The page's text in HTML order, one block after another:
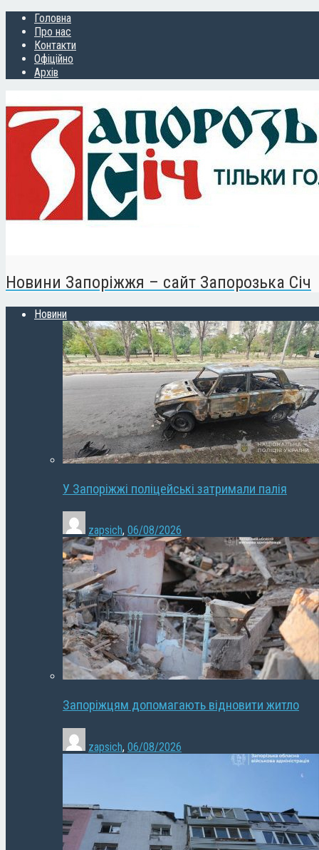
Головна
Про нас
Контакти
Офіційно
Архів
Новини Запоріжжя – сайт Запорозька Січ
Новини
У Запоріжжі поліцейські затримали палія
zapsich, 06/08/2026
Запоріжцям допомагають відновити житло
zapsich, 06/08/2026